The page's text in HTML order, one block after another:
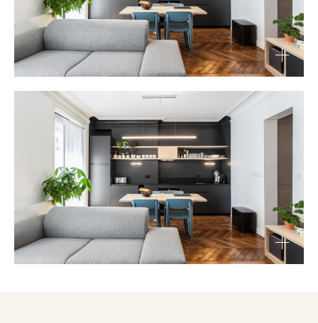
Rue de dunkerque — Paris IX: Rénovation
d’appartement
Découvrir